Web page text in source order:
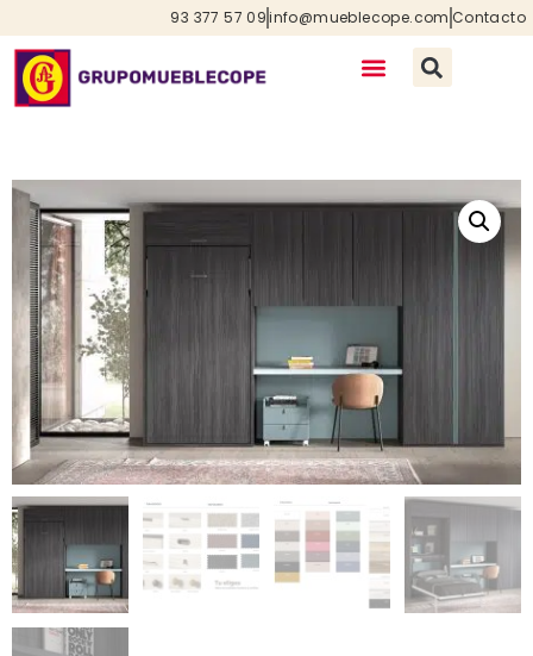
93 377 57 09info@mueblecope.com Contacto